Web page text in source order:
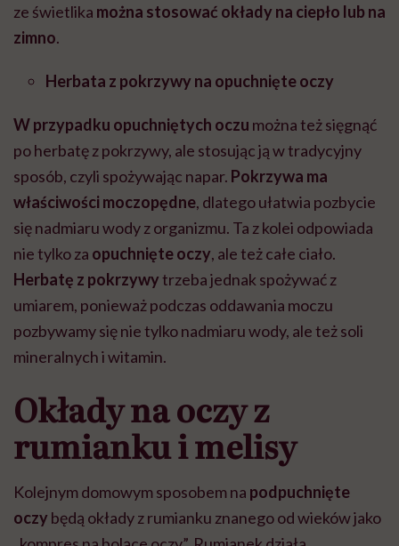
ze świetlika można stosować okłady na ciepło lub na
zimno.
Herbata z pokrzywy na opuchnięte oczy
W przypadku opuchniętych oczu można też sięgnąć
po herbatę z pokrzywy, ale stosując ją w tradycyjny
sposób, czyli spożywając napar. Pokrzywa ma
właściwości moczopędne, dlatego ułatwia pozbycie
się nadmiaru wody z organizmu. Ta z kolei odpowiada
nie tylko za opuchnięte oczy, ale też całe ciało.
Herbatę z pokrzywytrzeba jednak spożywać z
umiarem, ponieważ podczas oddawania moczu
pozbywamy się nie tylko nadmiaru wody, ale też soli
mineralnych i witamin.
Okłady na oczy z
rumianku i melisy
Kolejnym domowym sposobem na podpuchnięte
oczy będą okłady z rumianku znanego od wieków jako